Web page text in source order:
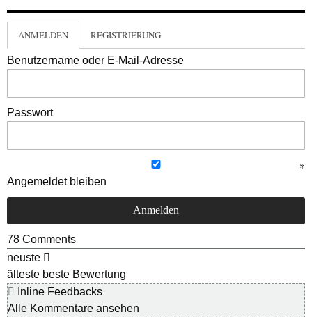
ANMELDEN REGISTRIERUNG
Benutzername oder E-Mail-Adresse
Passwort
Angemeldet bleiben
78 Comments
neuste
älteste beste Bewertung
Inline Feedbacks
Alle Kommentare ansehen